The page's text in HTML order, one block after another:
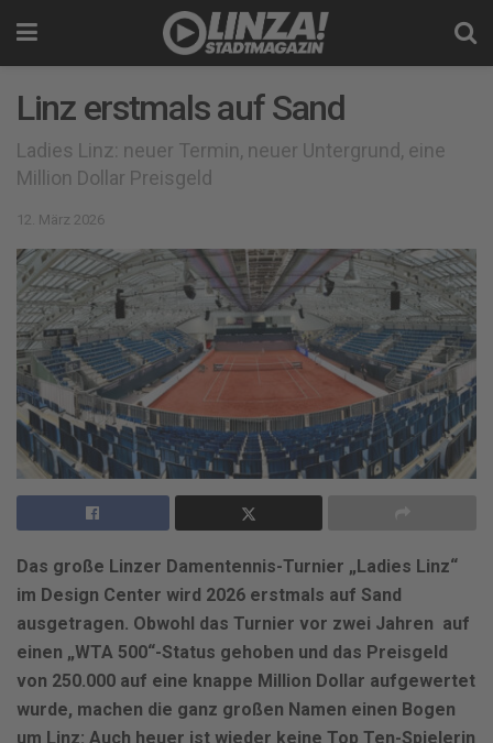
Linz erstmals auf Sand
Ladies Linz: neuer Termin, neuer Untergrund, eine
Million Dollar Preisgeld
12. März 2026
Das große Linzer Damentennis-Turnier „Ladies Linz“
im Design Center wird 2026 erstmals auf Sand
ausgetragen. Obwohl das Turnier vor zwei Jahren auf
einen „WTA 500“-Status gehoben und das Preisgeld
von 250.000 auf eine knappe Million Dollar aufgewertet
wurde, machen die ganz großen Namen einen Bogen
um Linz: Auch heuer ist wieder keine Top Ten-Spielerin